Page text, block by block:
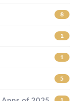
8
1
1
5